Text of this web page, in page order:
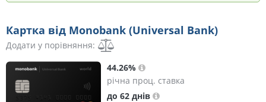
Картка від Monobank (Universal Bank)
Додати у порівняння:
44.26%
річна проц. ставка
до 62 днів